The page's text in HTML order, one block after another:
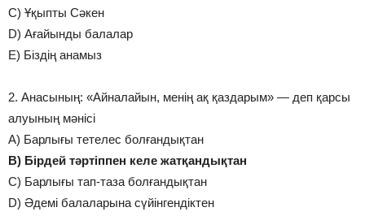
C) Ұқыпты Сәкен
D) Ағайынды балалар
E) Біздің анамыз
2. Анасының: «Айналайын, менің ақ қаздарым» — деп қарсы
алуының мәнісі
A) Барлығы тетелес болғандықтан
B) Бірдей тәртіппен келе жатқандықтан
C) Барлығы тап-таза болғандықтан
D) Әдемі балаларына сүйінгендіктен